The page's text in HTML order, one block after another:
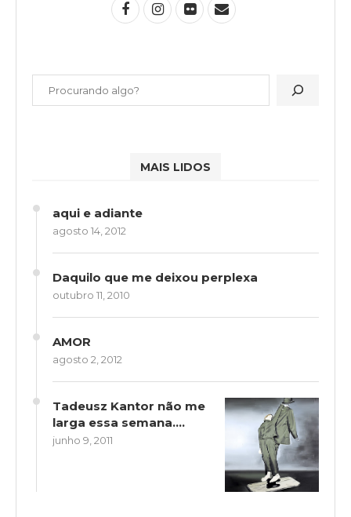
MAIS LIDOS
aqui e adiante
agosto 14, 2012
Daquilo que me deixou perplexa
outubro 11, 2010
AMOR
agosto 2, 2012
Tadeusz Kantor não me
larga essa semana….
junho 9, 2011